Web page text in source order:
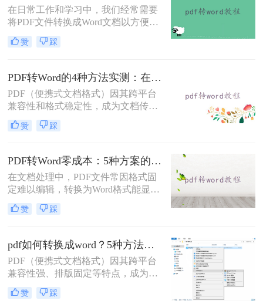
在日常工作和学习中，我们经常需要
将PDF文件转换成Word文档以方便编
辑。那么怎么不花钱把pdf转成word
呢？以下是三种可以免费使用的PDF
选择最适合的方式。
赞 踩
PDF转Word的4种方法实测：在线工具、Word、Adobe与开源软件对比！！
PDF（便携式文档格式）因其跨平台
兼容性和格式稳定性，成为文档传输
的首选格式。然而，当我们需要编辑
文档内容时，将其转换为Word格式
word怎么转呢？本文将详细介绍几种
常用的PDF转Word方法，助您轻松完
成转换。
赞 踩
PDF转Word零成本：5种方案的成本、速度、精度对比！
在文档处理中，PDF文件常因格式固
定难以编辑，转换为Word格式能显著
提升工作效率。然而，市面上许多转
换工具需付费或存在隐私风险，那么
5种完全免费的解决方案。所有方法
均基于官方或开源平台，确保零成
本、无广告、无数据泄露。无需任何
付费，即可实现高质量转换，告别格
式错乱与隐私担忧！
赞 踩
pdf如何转换成word？5种方法从免费到编程实测对比！
PDF（便携式文档格式）因其跨平台
兼容性强、排版固定等特点，成为文
档共享和存档的首选。但若需编辑内
容或调整格式，需将PDF转换为
赞 踩